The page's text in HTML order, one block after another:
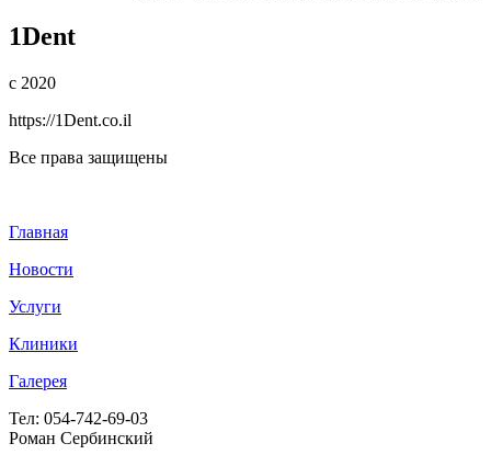
1Dent
с 2020
https://1Dent.co.il
Все права защищены
Главная
Новости
Услуги
Клиники
Галерея
Тел: 054-742-69-03
Роман Сербинский